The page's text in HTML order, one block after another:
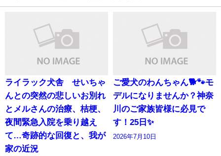
ライラック犬舎 せいちゃ
んとの突然の悲しいお別れ
とメルさんの治療、桔梗、
夜間緊急入院を乗り越え
て…奇跡的な回復と、我が
家の近況
ご愛犬のわんちゃん🐕🐾モ
デルになりませんか？神奈
川のご家族皆様に必見で
す！25日✨
2026年7月10日